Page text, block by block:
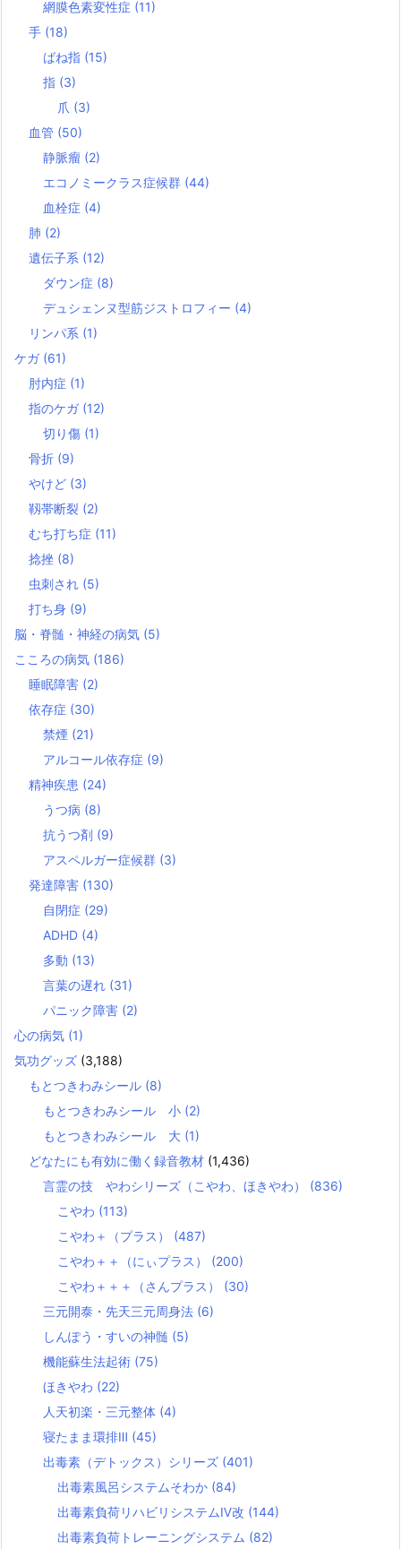
網膜色素変性症 (11)
手 (18)
ばね指 (15)
指 (3)
爪 (3)
血管 (50)
静脈瘤 (2)
エコノミークラス症候群 (44)
血栓症 (4)
肺 (2)
遺伝子系 (12)
ダウン症 (8)
デュシェンヌ型筋ジストロフィー (4)
リンパ系 (1)
ケガ (61)
肘内症 (1)
指のケガ (12)
切り傷 (1)
骨折 (9)
やけど (3)
靱帯断裂 (2)
むち打ち症 (11)
捻挫 (8)
虫刺され (5)
打ち身 (9)
脳・脊髄・神経の病気 (5)
こころの病気 (186)
睡眠障害 (2)
依存症 (30)
禁煙 (21)
アルコール依存症 (9)
精神疾患 (24)
うつ病 (8)
抗うつ剤 (9)
アスペルガー症候群 (3)
発達障害 (130)
自閉症 (29)
ADHD (4)
多動 (13)
言葉の遅れ (31)
パニック障害 (2)
心の病気 (1)
気功グッズ (3,188)
もとつきわみシール (8)
もとつきわみシール 小 (2)
もとつきわみシール 大 (1)
どなたにも有効に働く録音教材 (1,436)
言霊の技 やわシリーズ（こやわ、ほきやわ） (836)
こやわ (113)
こやわ＋（プラス） (487)
こやわ＋＋（にぃプラス） (200)
こやわ＋＋＋（さんプラス） (30)
三元開泰・先天三元周身法 (6)
しんぽう・すいの神髄 (5)
機能蘇生法起術 (75)
ほきやわ (22)
人天初楽・三元整体 (4)
寝たまま環排Ⅲ (45)
出毒素（デトックス）シリーズ (401)
出毒素風呂システムそわか (84)
出毒素負荷リハビリシステムⅣ改 (144)
出毒素負荷トレーニングシステム (82)